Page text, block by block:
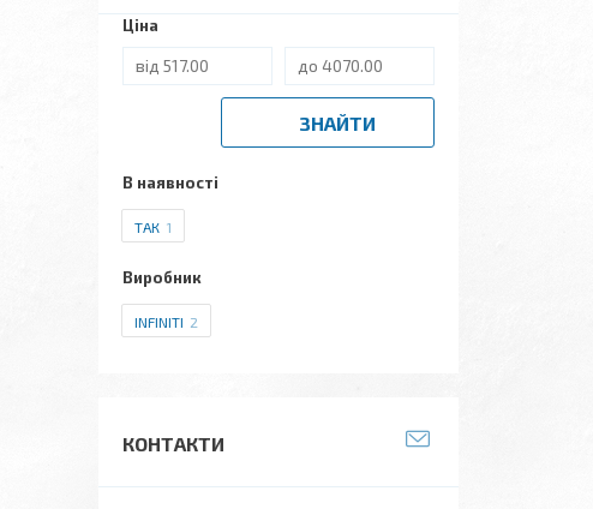
Ціна
ЗНАЙТИ
В наявності
ТАК 1
Виробник
INFINITI 2
КОНТАКТИ